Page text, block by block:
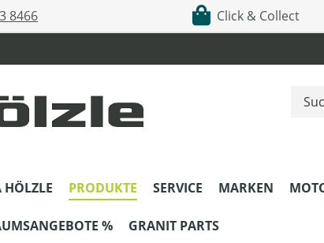
8466 Click & Collect
HÖLZLE PRODUKTE SERVICE MARKEN
% GRANIT PARTS